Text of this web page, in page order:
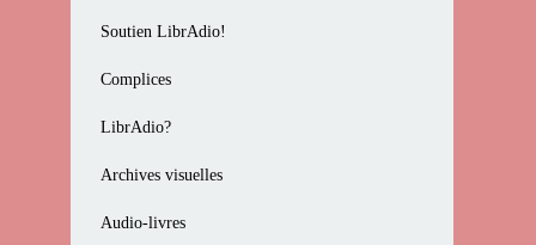
Soutien LibrAdio!
Complices
LibrAdio?
Archives visuelles
Audio-livres